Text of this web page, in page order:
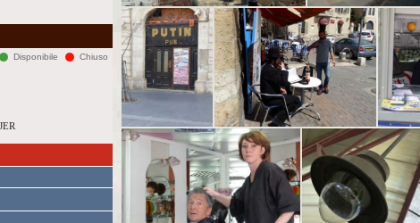
Disponibile Chiuso